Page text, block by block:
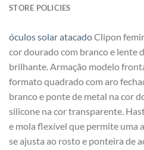
STORE POLICIES
óculos solar atacadoClipon
cor dourado com branco e lente
brilhante. Armação modelo
formato quadrado com aro
branco e ponte de metal na cor
silicone na cor transparente.
e mola flexível que permite uma
se ajusta ao rosto e ponteira de